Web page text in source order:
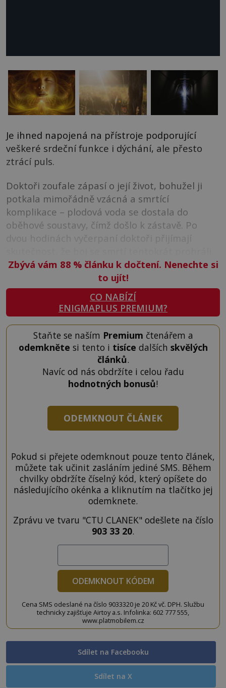
Je ihned napojená na přístroje podporující
veškeré srdeční funkce i dýchání, ale přesto
ztrácí puls.
Doktoři zoufale zápasí o její život, bohužel ji
potkala mimořádně vzácná a smrtící
komplikace – plodová voda se dostala do
oběhové soustavy, čímž došlo k zástavě. Po
dvou hodinách vyčerpaní doktoři přijímají
Zbývá vám 88 %článku k dočtení. Nenechte si
to ujít!
CO NABÍZÍ
ENIGMAPLUS PREMIUM?
Staňte se naším Premium čtenářem a
odemkněte si tento i tisíce dalších skvělých
článků.
Navíc od nás obdržíte i celou řadu
hodnotných bonusů!
ODEMKNOUT ČLÁNEK
Pokud si přejete odemknout pouze tento článek,
můžete tak učinit zasláním jediné SMS. Během
chvilky obdržíte číselný kód, který opíšete do
následujícího okénka a kliknutím na tlačítko jej
odemknete.
Zprávu ve tvaru "CTU CLANEK" odešlete na číslo
903 33 20.
ODEMKNOUT KÓDEM
Cena SMS odeslané na číslo 9033320 je 20 Kč vč. DPH. Službu
technicky zajišťuje Airtoy a.s. Infolinka: 602 777 555,
www.platmobilem.cz
Sdílet na Facebooku
Sdílet na X